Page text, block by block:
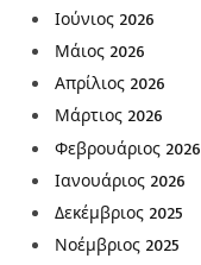
Ιούνιος 2026
Μάιος 2026
Απρίλιος 2026
Μάρτιος 2026
Φεβρουάριος 2026
Ιανουάριος 2026
Δεκέμβριος 2025
Νοέμβριος 2025